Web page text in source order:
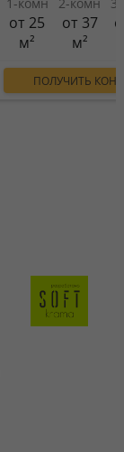
от 25
м²
от 37
м²
ПОЛУЧИТЬ